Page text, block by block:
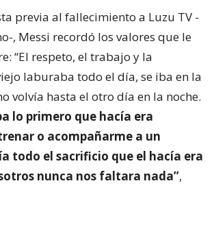
previa al fallecimiento a Luzu TV -
, Messi recordó los valores que le
“El respeto, el trabajo y la
laburaba todo el día, se iba en la
volvía hasta el otro día en la noche.
lo primero que hacía era
o acompañarme a un
todo el sacrificio que el hacía era
nunca nos faltara nada”,